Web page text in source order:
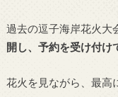
過去の逗子海岸花火大
開し、予約を受け付け
花火を見ながら、最高